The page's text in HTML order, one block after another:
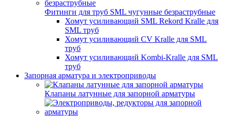
Фитинги для труб SML чугунные безраструбные
Хомут усиливающий SML Rekord Kralle для
SML труб
Хомут усиливающий CV Kralle для SML
труб
Хомут усиливающий Kombi-Kralle для SML
труб
Запорная арматура и электроприводы
Клапаны латунные для запорной арматуры